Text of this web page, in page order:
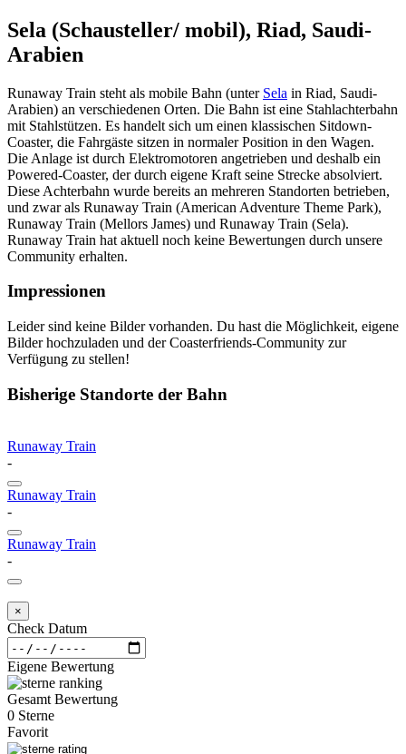
Sela (Schausteller/ mobil), Riad, Saudi-
Arabien
Runaway Train steht als mobile Bahn (unter Sela in Riad, Saudi-
Arabien) an verschiedenen Orten. Die Bahn ist eine Stahlachterbahn
mit Stahlstützen. Es handelt sich um einen klassischen Sitdown-
Coaster, die Fahrgäste sitzen in normaler Position in den Wagen.
Die Anlage ist durch Elektromotoren angetrieben und deshalb ein
Powered-Coaster, der durch eigene Kraft seine Strecke absolviert.
Diese Achterbahn wurde bereits an mehreren Standorten betrieben,
und zwar als Runaway Train (American Adventure Theme Park),
Runaway Train (Mellors James) und Runaway Train (Sela).
Runaway Train hat aktuell noch keine Bewertungen durch unsere
Community erhalten.
Impressionen
Leider sind keine Bilder vorhanden. Du hast die Möglichkeit, eigene
Bilder hochzuladen und der Coasterfriends-Community zur
Verfügung zu stellen!
Bisherige Standorte der Bahn
Runaway Train
-
Runaway Train
-
Runaway Train
-
×
Check Datum
Eigene Bewertung
Gesamt Bewertung
0 Sterne
Favorit